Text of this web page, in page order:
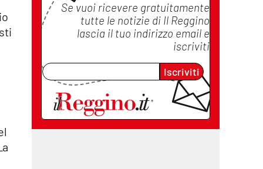
Se vuoi ricevere gratuitamente
tutte le notizie di Il Reggino
lascia il tuo indirizzo email e
iscriviti
Iscriviti